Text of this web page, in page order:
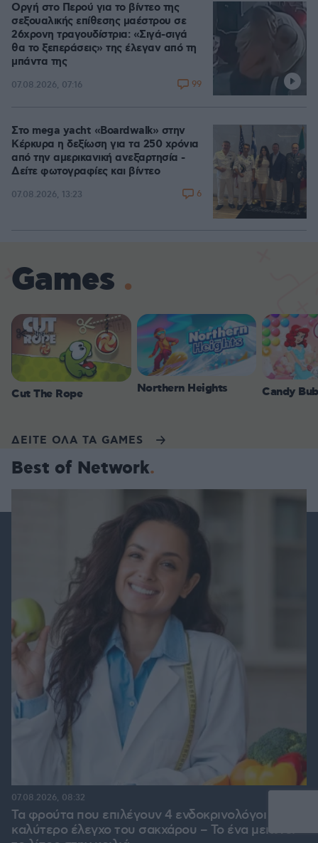
Οργή στο Περού για το βίντεο της
σεξουαλικής επίθεσης μαέστρου σε
26χρονη τραγουδίστρια: «Σιγά-σιγά
θα το ξεπεράσεις» της έλεγαν από τη
μπάντα της
07.08.2026, 07:16 99
Στο mega yacht «Boardwalk» στην
Κέρκυρα η δεξίωση για τα 250 χρόνια
από την αμερικανική ανεξαρτησία -
Δείτε φωτογραφίες και βίντεο
07.08.2026, 13:23 6
Games
Cut The Rope Northern Heights Candy
ΔΕΙΤΕ ΟΛΑ ΤΑ GAMES
Best of Network
Τα φρούτα που επιλέγουν 4 ενδοκρινολόγοι για
καλύτερο έλεγχο του σακχάρου – Το ένα μειώνει
07.08.2026, 08:32